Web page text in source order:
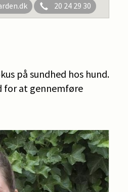
20 24 29 30
på sundhed hos hund.
for at gennemføre